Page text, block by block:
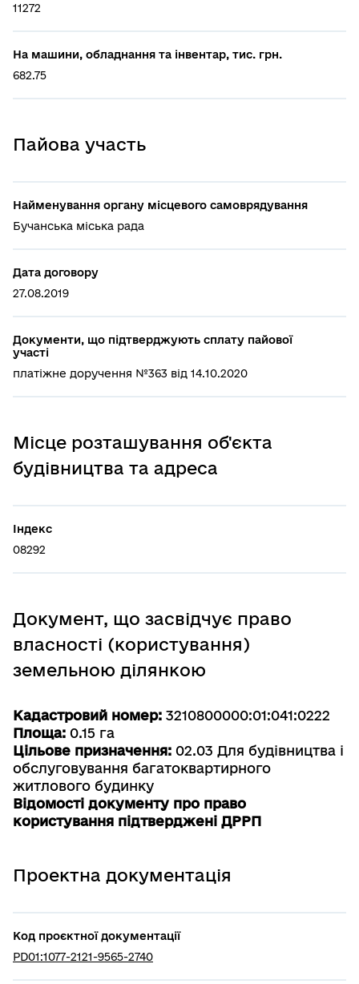
11272
На машини, обладнання та інвентар, тис. грн.
682.75
Пайова участь
Найменування органу місцевого самоврядування
Бучанська міська рада
Дата договору
27.08.2019
Документи, що підтверджують сплату пайової
участі
платіжне доручення №363 від 14.10.2020
Місце розташування об'єкта
будівництва та адреса
Індекс
08292
Документ, що засвідчує право
власності (користування)
земельною ділянкою
Кадастровий номер: 3210800000:01:041:0222
Площа: 0.15 га
Цільове призначення: 02.03 Для будівництва і
обслуговування багатоквартирного
житлового будинку
Відомості документу про право
користування підтверджені ДРРП
Проектна документація
Код проєктної документації
PD01:1077-2121-9565-2740